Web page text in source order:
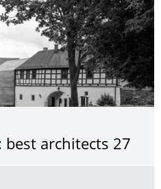
best architects 27